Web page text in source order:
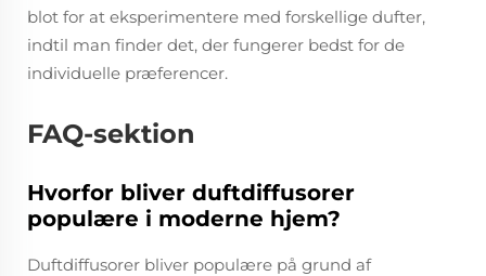
blot for at eksperimentere med forskellige dufter,
indtil man finder det, der fungerer bedst for de
individuelle præferencer.
FAQ-sektion
Hvorfor bliver duftdiffusorer
populære i moderne hjem?
Duftdiffusorer bliver populære på grund af